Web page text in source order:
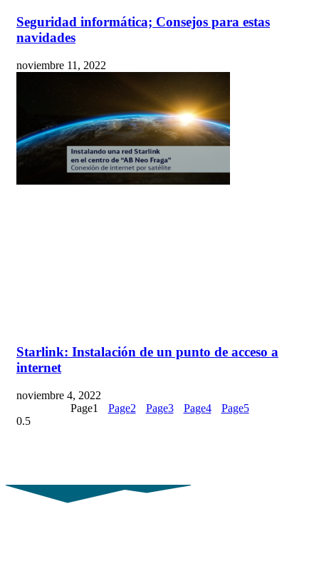
Seguridad informática; Consejos para estas
navidades
noviembre 11, 2022
Starlink: Instalación de un punto de acceso a
internet
noviembre 4, 2022
Page1 Page2 Page3 Page4 Page5